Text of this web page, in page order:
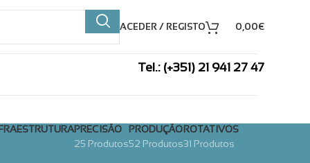
ACEDER / REGISTO 0,00€
Tel.: (+351) 21 941 27 47
PRECISÃO
25 Produtos
PRODUÇÃO
52 Produtos
ROTATIVOS
31 Produtos